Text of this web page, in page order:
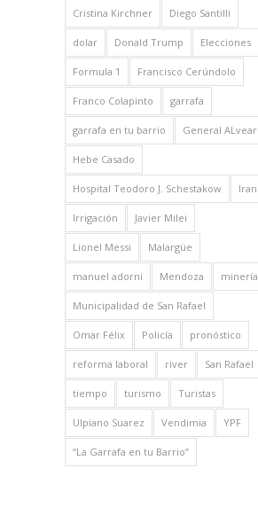
Cristina Kirchner Diego Santilli
dolar Donald Trump Elecciones
Formula 1 Francisco Cerúndolo
Franco Colapinto garrafa
garrafa en tu barrio General ALvear
Hebe Casado
Hospital Teodoro J. Schestakow Iran
Irrigación Javier Milei
Lionel Messi Malargüe
manuel adorni Mendoza minería
Municipalidad de San Rafael
Omar Félix Policía pronóstico
reforma laboral river San Rafael
tiempo turismo Turistas
Ulpiano Suarez Vendimia YPF
“La Garrafa en tu Barrio”